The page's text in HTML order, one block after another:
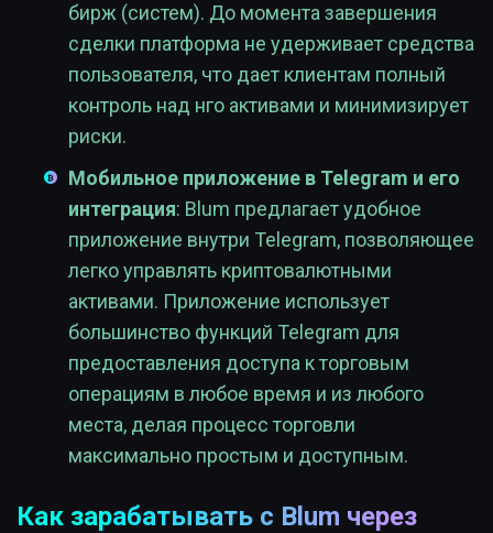
бирж (систем). До момента завершения
сделки платформа не удерживает средства
пользователя, что дает клиентам полный
контроль над нго активами и минимизирует
риски.
Мобильное приложение в Telegram и его
интеграция: Blum предлагает удобное
приложение внутри Telegram, позволяющее
легко управлять криптовалютными
активами. Приложение использует
большинство функций Telegram для
предоставления доступа к торговым
операциям в любое время и из любого
места, делая процесс торговли
максимально простым и доступным.
Как зарабатывать с Blum через